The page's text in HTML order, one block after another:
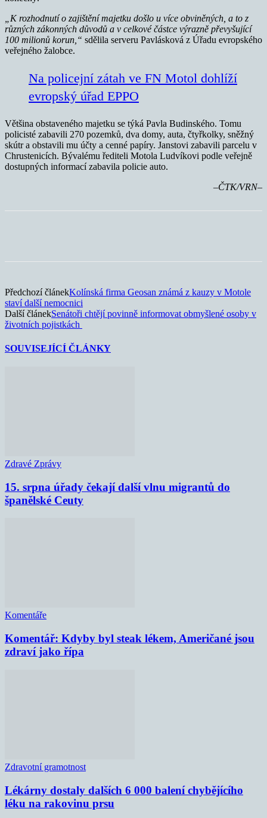
„K rozhodnutí o zajištění majetku došlo u více obviněných, a to z
různých zákonných důvodů a v celkové částce výrazně převyšující
100 milionů korun,“ sdělila serveru Pavlásková z Úřadu evropského
veřejného žalobce.
Na policejní zátah ve FN Motol dohlíží
evropský úřad EPPO
Většina obstaveného majetku se týká Pavla Budinského. Tomu
policisté zabavili 270 pozemků, dva domy, auta, čtyřkolky, sněžný
skútr a obstavili mu účty a cenné papíry. Janstovi zabavili parcelu v
Chrustenicích. Bývalému řediteli Motola Ludvíkovi podle veřejně
dostupných informací zabavila policie auto.
–ČTK/VRN–
Předchozí článekKolínská firma Geosan známá z kauzy v Motole
staví další nemocnici
Další článekSenátoři chtějí povinně informovat obmyšlené osoby v
životních pojistkách
SOUVISEJÍCÍ ČLÁNKY
Zdravé Zprávy
15. srpna úřady čekají další vlnu migrantů do
španělské Ceuty
Komentáře
Komentář: Kdyby byl steak lékem, Američané jsou
zdraví jako řípa
Zdravotní gramotnost
Lékárny dostaly dalších 6 000 balení chybějícího
léku na rakovinu prsu